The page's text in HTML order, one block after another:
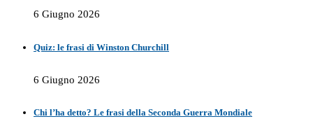
6 Giugno 2026
Quiz: le frasi di Winston Churchill
6 Giugno 2026
Chi l’ha detto? Le frasi della Seconda Guerra Mondiale